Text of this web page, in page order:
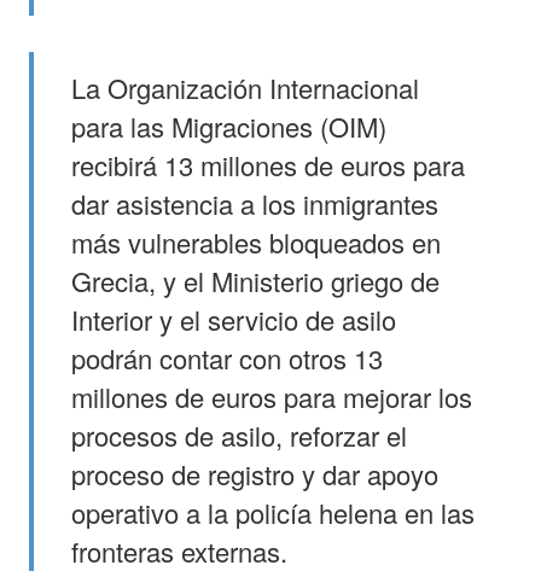
La Organización Internacional
para las Migraciones (OIM)
recibirá 13 millones de euros para
dar asistencia a los inmigrantes
más vulnerables bloqueados en
Grecia, y el Ministerio griego de
Interior y el servicio de asilo
podrán contar con otros 13
millones de euros para mejorar los
procesos de asilo, reforzar el
proceso de registro y dar apoyo
operativo a la policía helena en las
fronteras externas.